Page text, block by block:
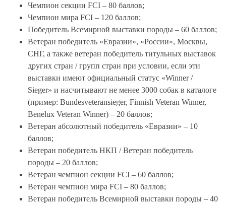
Чемпион секции FCI – 80 баллов;
Чемпион мира FCI – 120 баллов;
Победитель Всемирной выставки породы – 60 баллов;
Ветеран победитель «Евразии», «России», Москвы,
СНГ, а также ветеран победитель титульных выставок
других стран / групп стран при условии, если эти
выставки имеют официальный статус «Winner /
Sieger» и насчитывают не менее 3000 собак в каталоге
(пример: Bundesveteransieger, Finnish Veteran Winner,
Benelux Veteran Winner) – 20 баллов;
Ветеран абсолютный победитель «Евразии» – 10
баллов;
Ветеран победитель НКП / Ветеран победитель
породы – 20 баллов;
Ветеран чемпион секции FCI – 60 баллов;
Ветеран чемпион мира FCI – 80 баллов;
Ветеран победитель Всемирной выставки породы – 40